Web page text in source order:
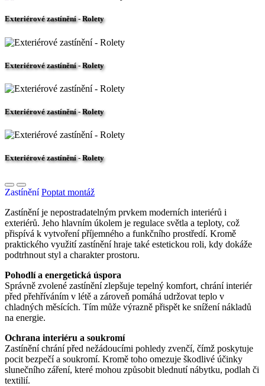
Exteriérové zastínění - Rolety
Exteriérové zastínění - Rolety
Exteriérové zastínění - Rolety
Exteriérové zastínění - Rolety
ZastíněníPoptat montáž
Zastínění je nepostradatelným prvkem moderních interiérů i
exteriérů. Jeho hlavním úkolem je regulace světla a teploty, což
přispívá k vytvoření příjemného a funkčního prostředí. Kromě
praktického využití zastínění hraje také estetickou roli, kdy dokáže
podtrhnout styl a charakter prostoru.
Pohodlí a energetická úspora
Správně zvolené zastínění zlepšuje tepelný komfort, chrání interiér
před přehříváním v létě a zároveň pomáhá udržovat teplo v
chladných měsících. Tím může výrazně přispět ke snížení nákladů
na energie.
Ochrana interiéru a soukromí
Zastínění chrání před nežádoucími pohledy zvenčí, čímž poskytuje
pocit bezpečí a soukromí. Kromě toho omezuje škodlivé účinky
slunečního záření, které mohou způsobit blednutí nábytku, podlah či
textilií.